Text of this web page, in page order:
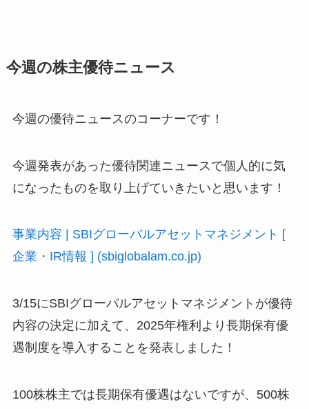
今週の株主優待ニュース
今週の優待ニュースのコーナーです！
今週発表があった優待関連ニュースで個人的に気
になったものを取り上げていきたいと思います！
事業内容 | SBIグローバルアセットマネジメント [
企業・IR情報 ] (sbiglobalam.co.jp)
3/15にSBIグローバルアセットマネジメントが優待
内容の決定に加えて、2025年権利より長期保有優
遇制度を導入することを発表しました！
100株株主では長期保有優遇はないですが、500株